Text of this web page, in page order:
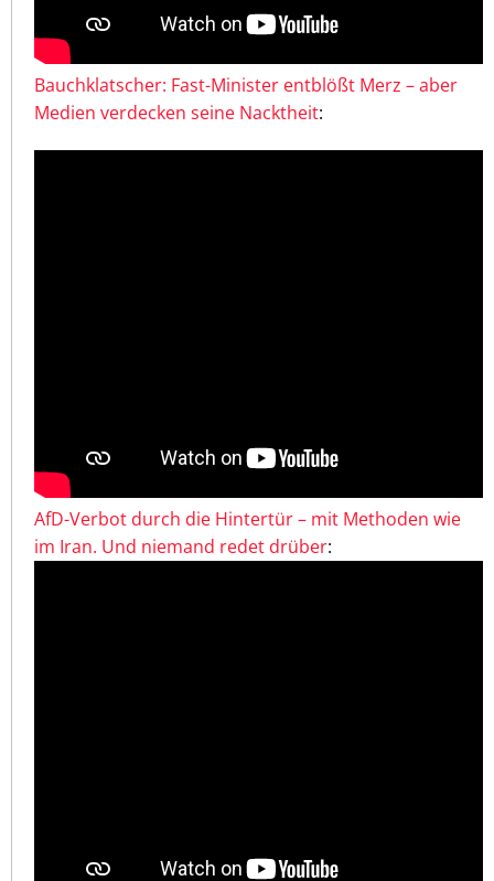
Bauchklatscher: Fast-Minister entblößt Merz – aber
Medien verdecken seine Nacktheit:
AfD-Verbot durch die Hintertür – mit Methoden wie
im Iran. Und niemand redet drüber: